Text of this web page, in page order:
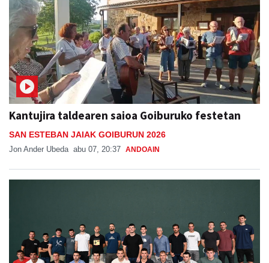
Kantujira taldearen saioa Goiburuko festetan
SAN ESTEBAN JAIAK GOIBURUN 2026
Jon Ander Ubeda abu 07, 20:37 ANDOAIN